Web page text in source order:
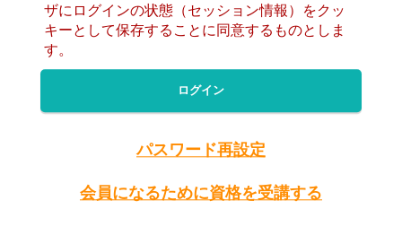
ザにログインの状態（セッション情報）をクッ
キーとして保存することに同意するものとしま
す。
ログイン
パスワード再設定
会員になるために資格を受講する